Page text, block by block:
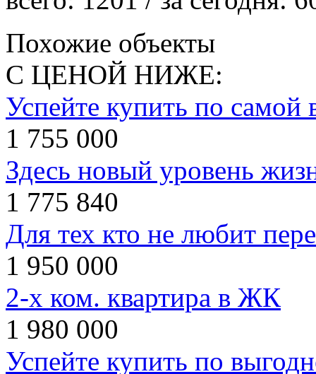
Похожие объекты
С ЦЕНОЙ НИЖЕ:
Успейте купить по самой
1 755 000
Здесь новый уровень
1 775 840
Для тех кто не любит
1 950 000
2-х ком. квартира в ЖК
1 980 000
Успейте купить по